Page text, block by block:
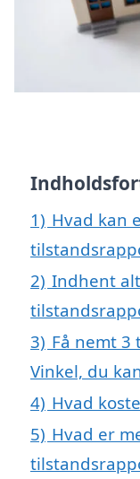
1) Hvad kan
2) Indhent
3) Få nemt
Vinkel, du
4) Hvad
5) Hvad er